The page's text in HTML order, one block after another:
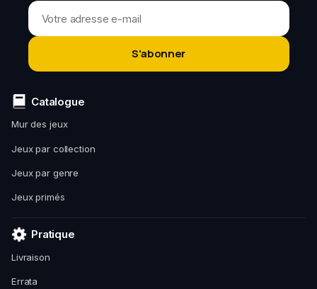
S'abonner
Catalogue
Mur des jeux
Jeux par collection
Jeux par genre
Jeux primés
Pratique
Livraison
Errata